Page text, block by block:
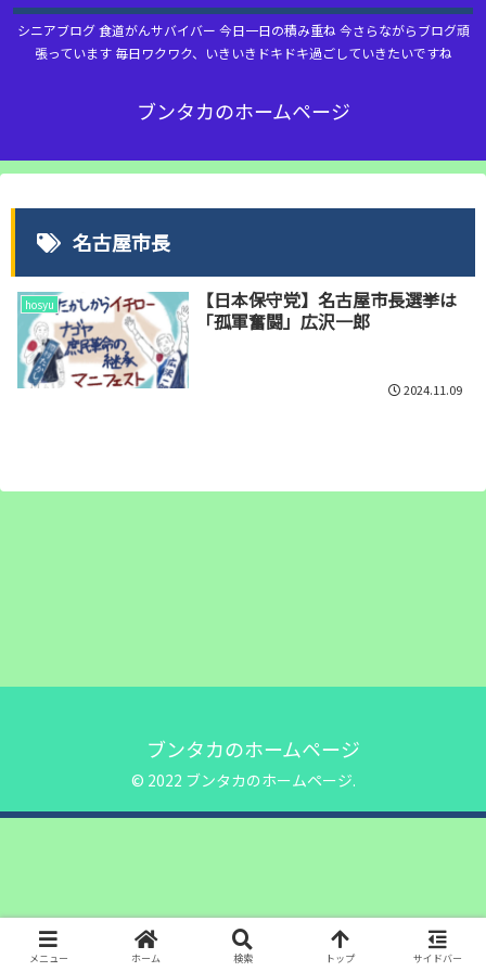
シニアブログ 食道がんサバイバー 今日一日の積み重ね 今さらながらブログ頑
張っています 毎日ワクワク、いきいきドキドキ過ごしていきたいですね
ブンタカのホームページ
名古屋市長
hosyu
【日本保守党】名古屋市長選挙は
「孤軍奮闘」広沢一郎
2024.11.09
ブンタカのホームページ
© 2022 ブンタカのホームページ.
メニュー ホーム 検索 トップ サイドバー